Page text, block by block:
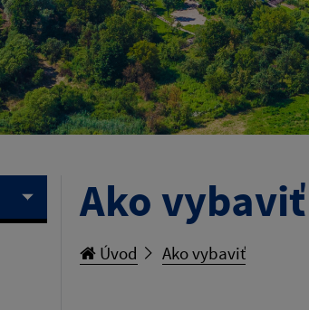
Ako vybaviť
Úvod Ako vybaviť